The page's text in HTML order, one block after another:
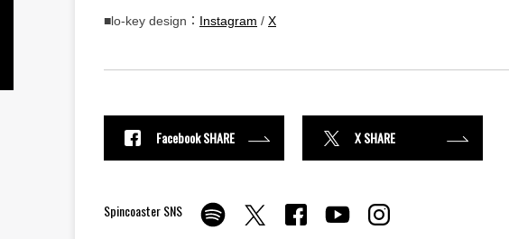
■lo-key design： Instagram / X
Facebook SHARE X SHARE
Spincoaster SNS